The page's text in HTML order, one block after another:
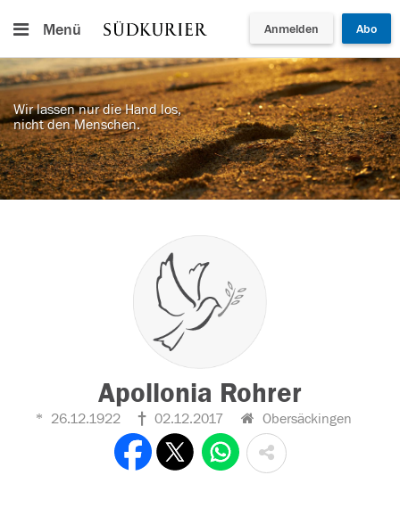
Menü Anmelden Abo
Wir lassen nur die Hand los,
nicht den Menschen.
Apollonia Rohrer
26.12.1922 02.12.2017 Obersäckingen